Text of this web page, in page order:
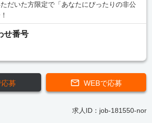
ただいた方限定で「あなたにぴったりの非公
せ番号
WEBで応募
募
求人ID：job-181550-nor